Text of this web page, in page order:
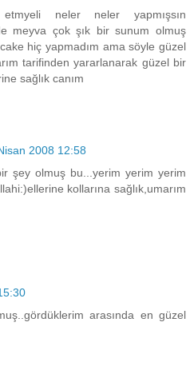
neler neler yapmışsın
meyva çok şık bir sunum olmuş
hiç yapmadım ama söyle güzel
tarifinden yararlanarak güzel bir
sağlık canım
2008 12:58
şey olmuş bu...yerim yerim yerim
kollarına sağlık,umarım
arasında en güzel